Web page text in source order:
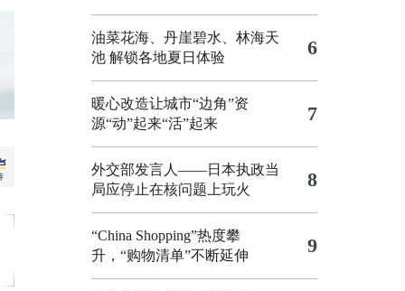
油菜花海、丹崖碧水、林海天
池 解锁各地夏日体验
6
暖心改造让城市“边角”资
源“动”起来“活”起来
7
外交部发言人——日本执政当
局应停止在核问题上玩火
8
“China Shopping”热度攀
升，“购物清单”不断延伸
9